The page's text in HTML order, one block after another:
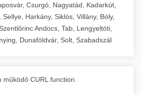
Csurgó, Nagyatád, Kadarkút,
Harkány, Siklós, Villány, Bóly,
Andocs, Tab, Lengyeltóti,
Dunaföldvár, Solt, Szabadszál
működő CURL function.